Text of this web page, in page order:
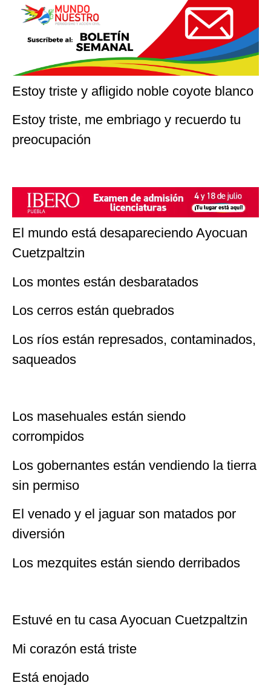
Estoy triste y afligido noble coyote blanco
Estoy triste, me embriago y recuerdo tu
preocupación
El mundo está desapareciendo Ayocuan
Cuetzpaltzin
Los montes están desbaratados
Los cerros están quebrados
Los ríos están represados, contaminados,
saqueados
Los masehuales están siendo
corrompidos
Los gobernantes están vendiendo la tierra
sin permiso
El venado y el jaguar son matados por
diversión
Los mezquites están siendo derribados
Estuvé en tu casa Ayocuan Cuetzpaltzin
Mi corazón está triste
Está enojado